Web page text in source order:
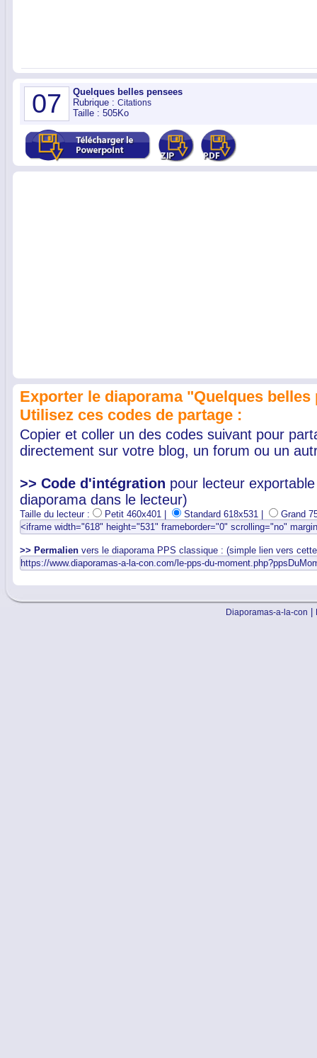
07
Quelques belles pensees
Rubrique : Citations
Taille : 505Ko
Exporter le diaporama "Quelques belles
Utilisez ces codes de partage :
Copier et coller un des codes suivant pour
directement sur votre blog, un forum ou un
>> Code d'intégration pour lecteur
diaporama dans le lecteur)
Taille du lecteur : Petit 460x401 | Standard 618x531 | Grand
>> Permalien vers le diaporama PPS classique : (simple lien vers
Diaporamas-a-la-con